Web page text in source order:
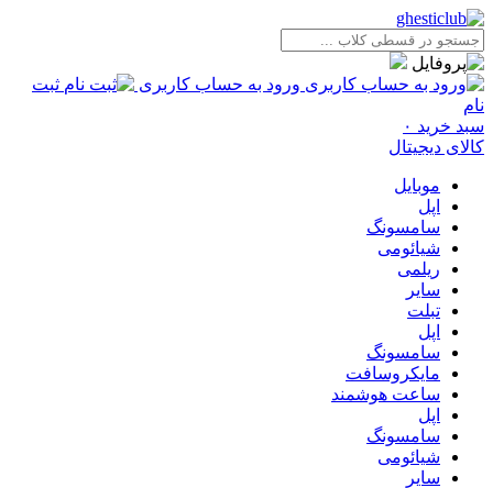
ورود به حساب کاربری
ثبت
نام
سبد خرید ۰
کالای دیجیتال
موبایل
اپل
سامسونگ
شیائومی
ریلمی
سایر
تبلت
اپل
سامسونگ
مایکروسافت
ساعت هوشمند
اپل
سامسونگ
شیائومی
سایر